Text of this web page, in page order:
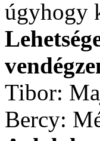
úgyhogy
Tibor:
Bercy: